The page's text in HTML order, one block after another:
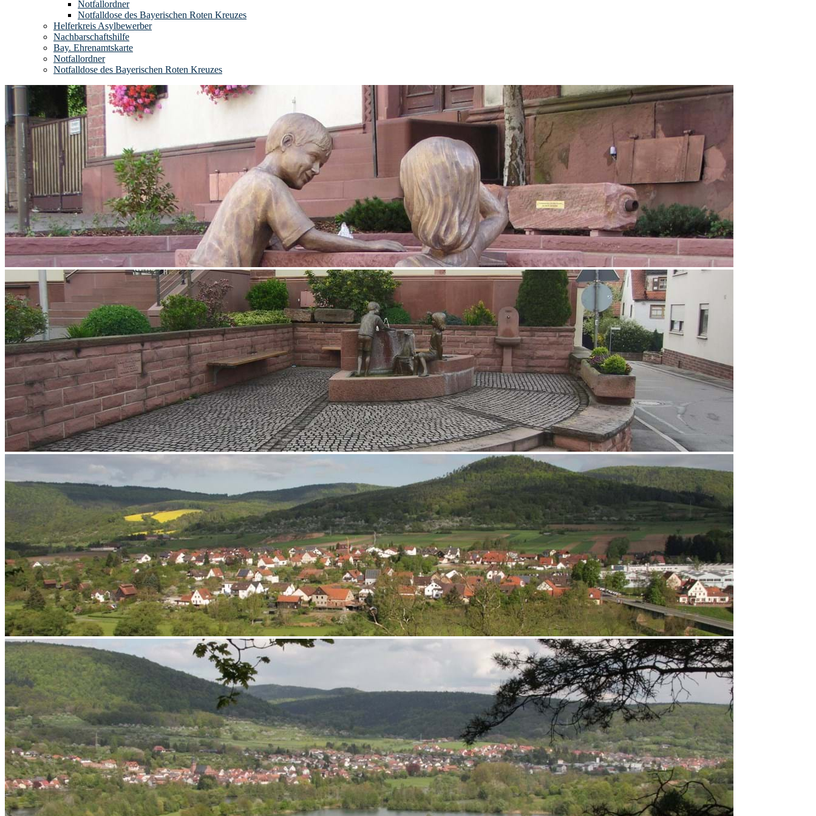
Notfallordner
Notfalldose des Bayerischen Roten Kreuzes
Helferkreis Asylbewerber
Nachbarschaftshilfe
Bay. Ehrenamtskarte
Notfallordner
Notfalldose des Bayerischen Roten Kreuzes